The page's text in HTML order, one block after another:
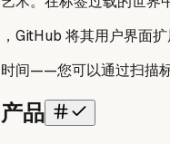
GitHub 将其用户界面
间——您可以通过扫描
品